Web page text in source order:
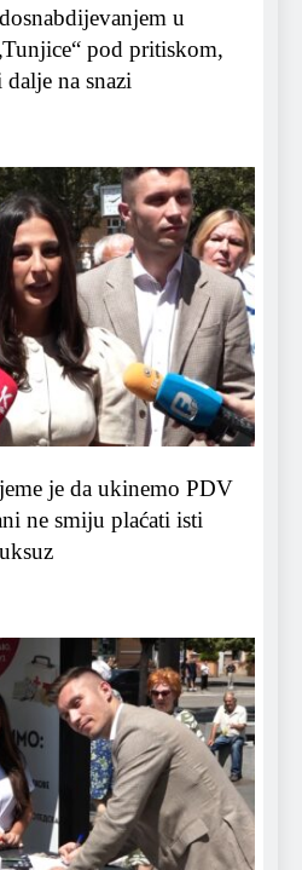
u
pod pritiskom,
na snazi
je da ukinemo PDV
ne smiju plaćati isti